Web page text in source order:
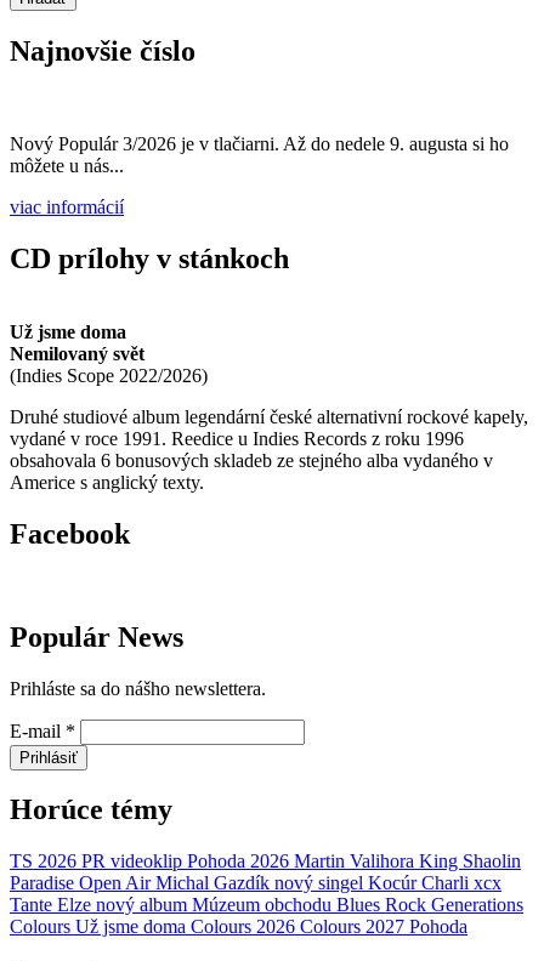
Najnovšie číslo
Nový Populár 3/2026 je v tlačiarni. Až do nedele 9. augusta si ho
môžete u nás...
viac informácií
CD prílohy v stánkoch
Už jsme doma
Nemilovaný svět
(Indies Scope 2022/2026)
Druhé studiové album legendární české alternativní rockové kapely,
vydané v roce 1991. Reedice u Indies Records z roku 1996
obsahovala 6 bonusových skladeb ze stejného alba vydaného v
Americe s anglický texty.
Facebook
Populár News
Prihláste sa do nášho newslettera.
E-mail *
Prihlásiť
Horúce témy
TS 2026 PR videoklip Pohoda 2026 Martin Valihora King Shaolin
Paradise Open Air Michal Gazdík nový singel Kocúr Charli xcx
Tante Elze nový album Múzeum obchodu Blues Rock Generations
Colours Už jsme doma Colours 2026 Colours 2027 Pohoda